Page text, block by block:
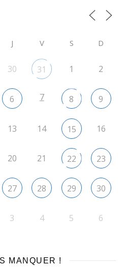
J V S D
30 31 1 2
6 7 8 9
13 14 15 16
20 21 22 23
27 28 29 30
3 4 5 6
MANQUER !